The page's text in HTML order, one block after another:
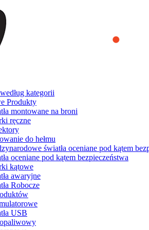
that we provide you the best experience
learn more or to find out how you can
kategorii
Produkty
montowane na broni
ręczne
do hełmu
światła oceniane pod kątem
oceniane pod kątem bezpieczeństwa
kątowe
awaryjne
Robocze
USB